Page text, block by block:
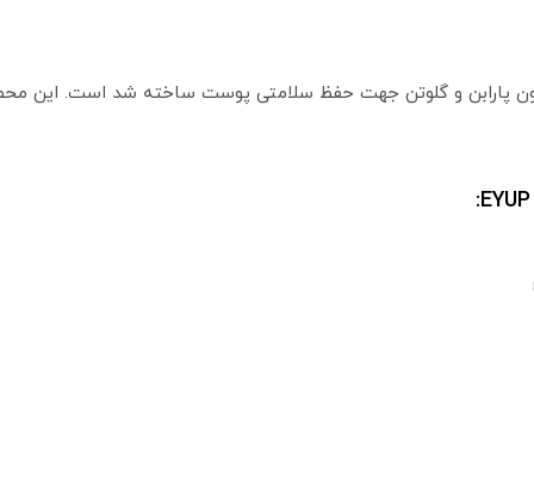
پارابن و گلوتن جهت حفظ سلامتی پوست ساخته شد است. این